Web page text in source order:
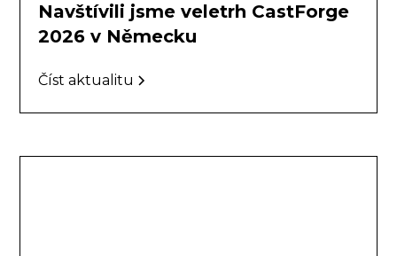
Navštívili jsme veletrh CastForge
2026 v Německu
Číst aktualitu